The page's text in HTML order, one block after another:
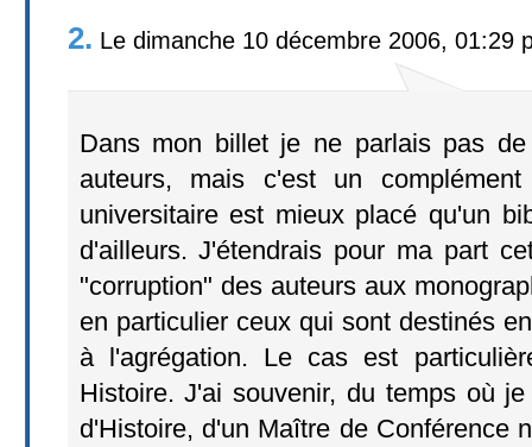
2. Le dimanche 10 décembre 2006, 01:29
Dans mon billet je ne parlais pas
auteurs, mais c'est un complément
universitaire est mieux placé qu'un
d'ailleurs. J'étendrais pour ma part
"corruption" des auteurs aux
en particulier ceux qui sont destinés
à l'agrégation. Le cas est
Histoire. J'ai souvenir, du temps où
d'Histoire, d'un Maître de Conférence